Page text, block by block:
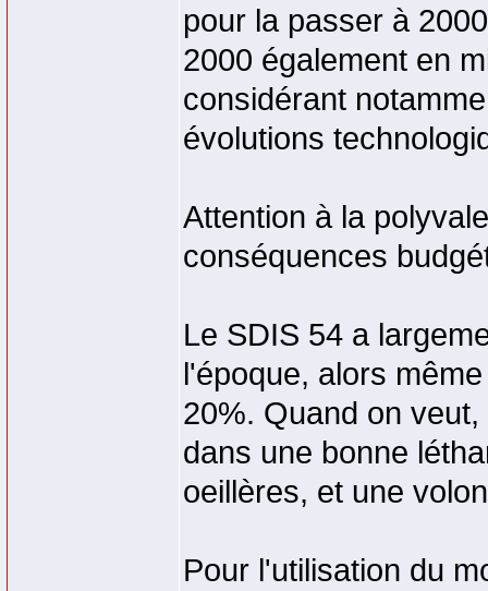
pour la passer à
2000 également en
considérant
évolutions
Attention à la
conséquences
Le SDIS 54 a
l'époque, alors
20%. Quand on
dans une bonne
oeillères, et une
Pour l'utilisation du